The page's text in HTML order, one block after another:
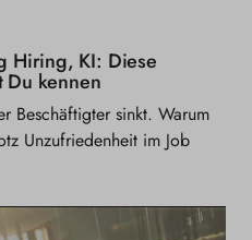
Hiring, KI: Diese
Du kennen
Beschäftigter sinkt. Warum
Unzufriedenheit im Job